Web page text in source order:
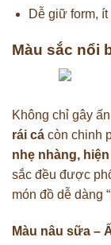
Dễ giữ form,
Màu sắc nổi
Không chỉ gây
rái cá còn chinh
nhẹ nhàng,
sắc đều được
món đồ dễ dàng
Màu nâu sữa –